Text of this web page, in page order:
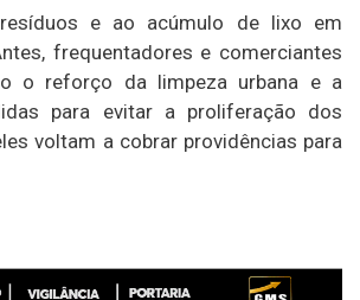
e ao acúmulo de lixo em
frequentadores e comerciantes
o reforço da limpeza urbana e a
para evitar a proliferação dos
voltam a cobrar providências para